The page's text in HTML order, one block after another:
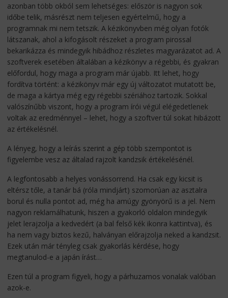
azonban több okból sem lehetséges: először is nagyon sok
időbe telik, másrészt nem teljesen egyértelmű, hogy a
programnak mi nem tetszik. A kézikönyvben még olyan fotók
látszanak, ahol a kifogásolt részeket a program pirossal
bekarikázza és mindegyik hibádhoz részletes magyarázatot ad. A
szoftverek esetében általában a kézikönyv a régebbi, és gyakran
előfordul, hogy maga a program már újabb. Itt lehet, hogy
fordítva történt: a kézikönyv már egy új változatot mutatott be,
de maga a kártya még egy régebbi szériához tartozik. Sokkal
valószínűbb viszont, hogy a program írói végül elégedetlenek
voltak az eredménnyel – lehet, hogy a szoftver túl sokat hibázott
az értékelésnél.
A lényeg, hogy a leírás szerint a gép több szempontot is
figyelembe vesz az általad rajzolt kandzsik értékelésénél.
A legfontosabb a helyes vonássorrend. Ha csak egy kicsit is
eltérsz tőle, a tanár bá (róla mindjárt) szomorúan az asztalra
borul és nulla pontot ad, még ha amúgy gyönyörű is a jel. Nem
nagyon reklamálhatunk, hiszen a gyakorló oldalon mindegyik
jelet lerajzolja a kedvedért (a bal felső kék ikonra kattintva), és
ha nem vagy biztos kezű, halványan előrajzolja neked a kandzsit.
Ezek után már tényleg csak gyakorlás kérdése, hogy
megtanulod-e a japán írást…
Ezen túl a program figyeli, hogy a párhuzamos vonalak valóban
azok-e.